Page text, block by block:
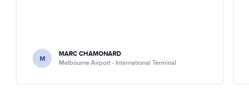
M MARC CHAMONARD
Melbourne Airport - International Terminal